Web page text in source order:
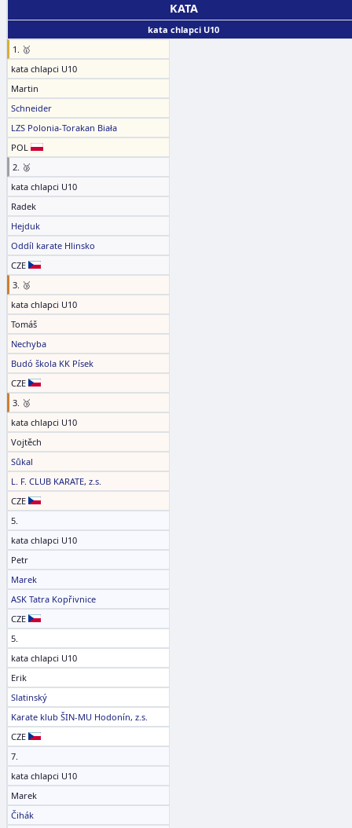
KATA
kata chlapci U10
1. 🥇
kata chlapci U10
Martin
Schneider
LZS Polonia-Torakan Biała
POL
2. 🥈
kata chlapci U10
Radek
Hejduk
Oddíl karate Hlinsko
CZE
3. 🥉
kata chlapci U10
Tomáš
Nechyba
Budó škola KK Písek
CZE
3. 🥉
kata chlapci U10
Vojtěch
Sůkal
L. F. CLUB KARATE, z.s.
CZE
5.
kata chlapci U10
Petr
Marek
ASK Tatra Kopřivnice
CZE
5.
kata chlapci U10
Erik
Slatinský
Karate klub ŠIN-MU Hodonín, z.s.
CZE
7.
kata chlapci U10
Marek
Čihák